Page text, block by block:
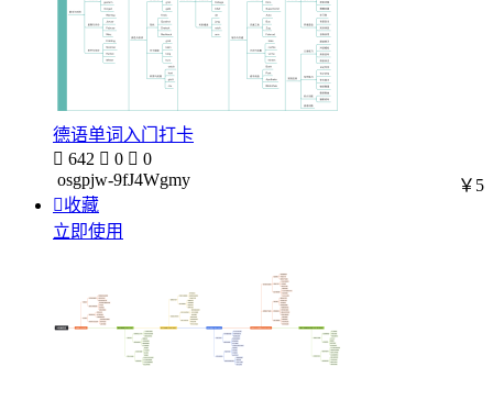
德语单词入门打卡
 642  0  0
osgpjw-9fJ4Wgmy
￥5
收藏
立即使用